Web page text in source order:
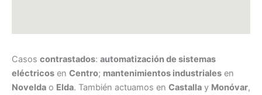
Casos contrastados: automatización de sistemas
eléctricos en Centro; mantenimientos industriales en
Novelda o Elda. También actuamos en Castalla y Monóvar,